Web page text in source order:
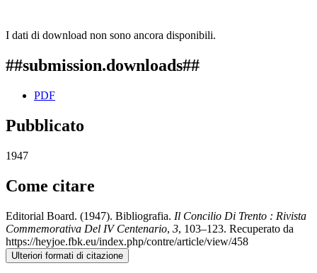
I dati di download non sono ancora disponibili.
##submission.downloads##
PDF
Pubblicato
1947
Come citare
Editorial Board. (1947). Bibliografia. Il Concilio Di Trento : Rivista
Commemorativa Del IV Centenario, 3, 103–123. Recuperato da
https://heyjoe.fbk.eu/index.php/contre/article/view/458
Ulteriori formati di citazione